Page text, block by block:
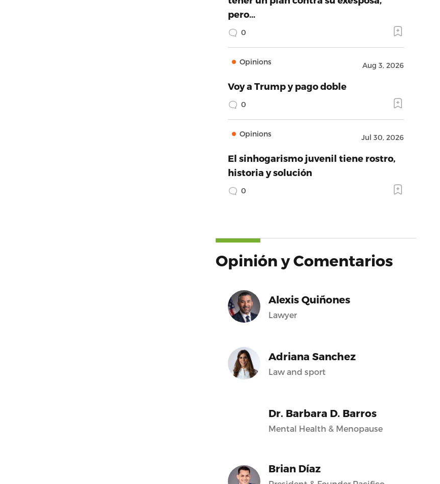
pero…
0
Opinions Aug 3, 2026
Voy a Trump y pago doble
0
Opinions Jul 30, 2026
El sinhogarismo juvenil tiene rostro,
historia y solución
0
Opinión y Comentarios
Alexis Quiñones
Lawyer
Adriana Sanchez
Law and sport
Dr. Barbara D. Barros
Mental Health & Menopause
Brian Díaz